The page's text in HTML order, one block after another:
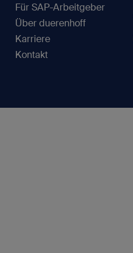
Für SAP-Arbeitgeber
Über duerenhoff
Karriere
Kontakt